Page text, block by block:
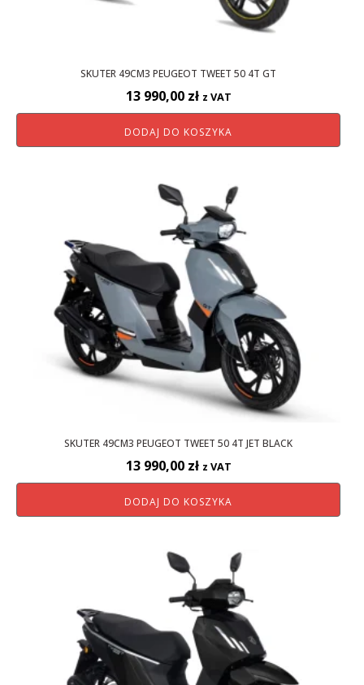
SKUTER 49CM3 PEUGEOT TWEET 50 4T GT
13 990,00 zł z VAT
DODAJ DO KOSZYKA
SKUTER 49CM3 PEUGEOT TWEET 50 4T JET BLACK
13 990,00 zł z VAT
DODAJ DO KOSZYKA